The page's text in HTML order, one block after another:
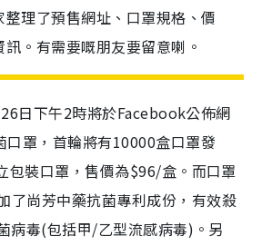
理了預售網址、口罩規格、價
。有需要嘅朋友要留意喇。
日下午2時將於Facebook公佈網
口罩，首輪將有10000盒口罩發
包裝口罩，售價為$96/盒。而口罩
了尚芳中藥抗菌專利成份，有效殺
病毒(包括甲/乙型流感病毒)。另